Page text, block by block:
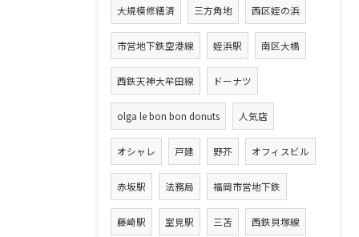
大規模修繕済 三方角地 西区姪の浜
市営地下鉄空港線 姪浜駅 南区大橋
西鉄天神大牟田線 ドーナツ
olga le bon bon donuts 人気店
オシャレ 戸建 野芥 オフィスビル
赤坂駅 法務局 福岡市営地下鉄
藤崎駅 室見駅 三苫 西鉄貝塚線